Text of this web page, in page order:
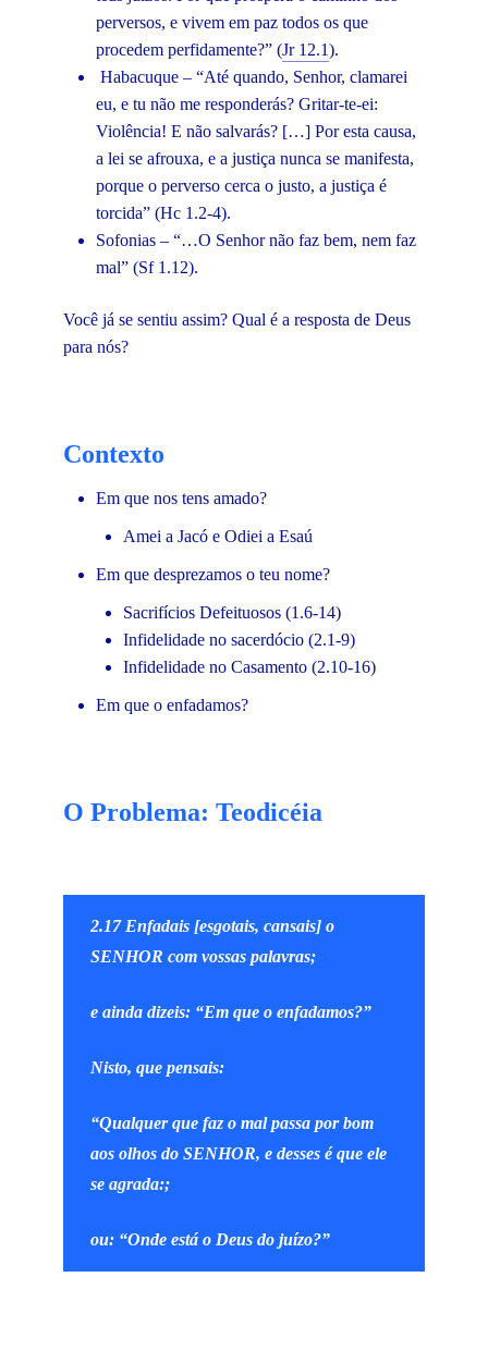
perversos, e vivem em paz todos os que
procedem perfidamente?” (Jr 12.1).
Habacuque – “Até quando, Senhor, clamarei
eu, e tu não me responderás? Gritar-te-ei:
Violência! E não salvarás? […] Por esta causa,
a lei se afrouxa, e a justiça nunca se manifesta,
porque o perverso cerca o justo, a justiça é
torcida” (Hc 1.2-4).
Sofonias – “…O Senhor não faz bem, nem faz
mal” (Sf 1.12).
Você já se sentiu assim? Qual é a resposta de Deus
para nós?
Contexto
Em que nos tens amado?
Amei a Jacó e Odiei a Esaú
Em que desprezamos o teu nome?
Sacrifícios Defeituosos (1.6-14)
Infidelidade no sacerdócio (2.1-9)
Infidelidade no Casamento (2.10-16)
Em que o enfadamos?
O Problema: Teodicéia
2.17 Enfadais [esgotais, cansais] o
SENHOR com vossas palavras;
e ainda dizeis: “Em que o enfadamos?”
Nisto, que pensais:
“Qualquer que faz o mal passa por bom
aos olhos do SENHOR, e desses é que ele
se agrada:;
ou: “Onde está o Deus do juízo?”